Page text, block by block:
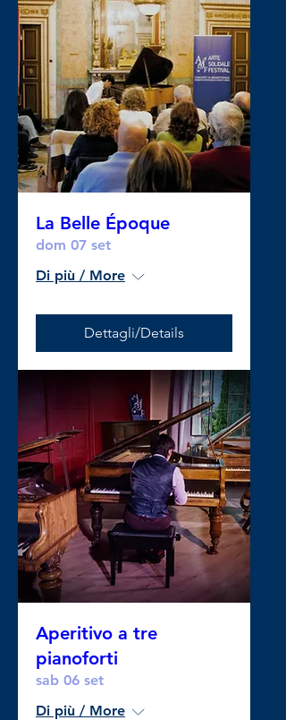
La Belle Époque
dom 07 set
Di più / More
Dettagli/Details
Aperitivo a tre
pianoforti
sab 06 set
Di più / More